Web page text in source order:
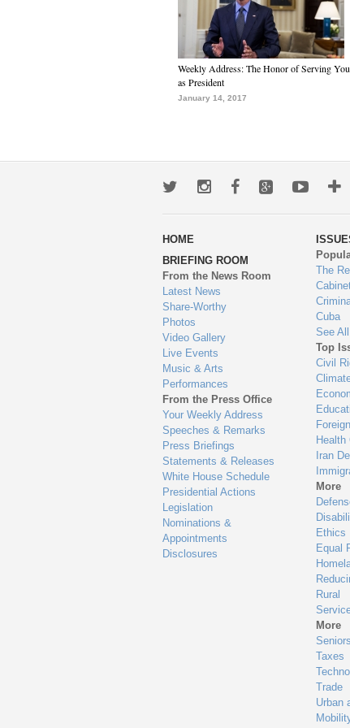
Weekly Address: The Honor of Serving You
as President
January 14, 2017